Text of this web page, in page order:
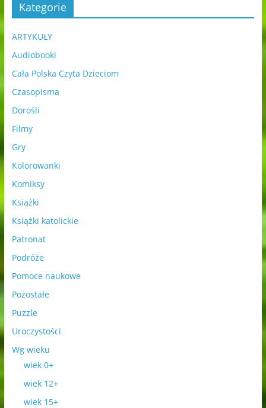
Kategorie
ARTYKUŁY
Audiobooki
Cała Polska Czyta Dzieciom
Czasopisma
Dorośli
Filmy
Gry
Kolorowanki
Komiksy
Książki
Książki katolickie
Patronat
Podróże
Pomoce naukowe
Pozostałe
Puzzle
Uroczystości
Wg wieku
wiek 0+
wiek 12+
wiek 15+